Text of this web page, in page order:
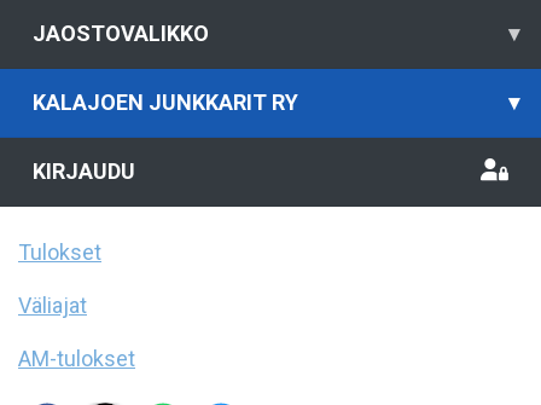
JAOSTOVALIKKO ▾
KALAJOEN JUNKKARIT RY ▾
KIRJAUDU
Tulokset
Väliajat
AM-tulokset